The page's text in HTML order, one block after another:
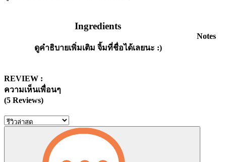
Ingredients
ดูคำธิบายเพิ่มเติม จิ้มที่ชื่อได้เลยนะ :)
Notes
REVIEW :
ความเห็นเพื่อนๆ
(5 Reviews)